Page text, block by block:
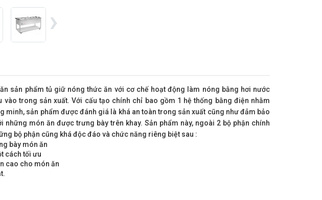
›
sản phẩm tủ giữ nóng thức ăn với cơ chế hoạt động làm nóng bằng hơi nước
trong sản xuất. Với cấu tạo chính chỉ bao gồm 1 hệ thống bằng điện nhằm
minh, sản phẩm được đánh giá là khá an toàn trong sản xuất cũng như đảm bảo
món ăn được trưng bày trên khay. Sản phẩm này, ngoài 2 bộ phận chính
bộ phận cũng khá độc đáo và chức năng riêng biệt sau :
bày món ăn
cách tối ưu
cao cho món ăn